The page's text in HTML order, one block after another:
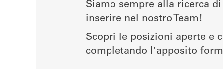
Siamo sempre alla ricerca
inserire nel nostro Team!
Scopri le posizioni aperte e
completando l'apposito